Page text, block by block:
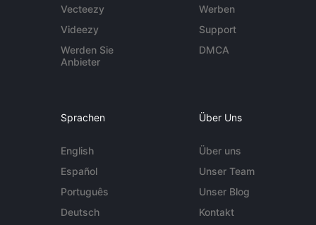
Vecteezy
Videezy
Werden Sie
Anbieter
Werben
Support
DMCA
Sprachen
English
Español
Português
Deutsch
Über Uns
Über uns
Unser Team
Unser Blog
Kontakt